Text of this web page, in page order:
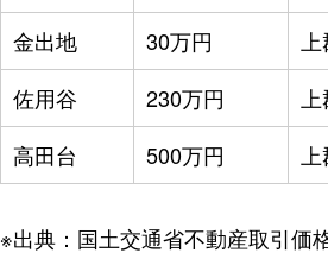
金出地
30万円
佐用谷
230万円
高田台
500万円
※出典：国土交通省不動産取引価